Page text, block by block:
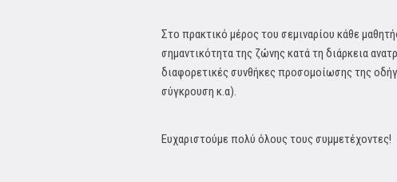
Στο πρακτικό μέρος του σεμιναρίου κάθε
σημαντικότητα της ζώνης κατά τη διάρκεια
διαφορετικές συνθήκες προσομοίωσης της
σύγκρουση κ.α).
Ευχαριστούμε πολύ όλους τους συμμετέχοντες!